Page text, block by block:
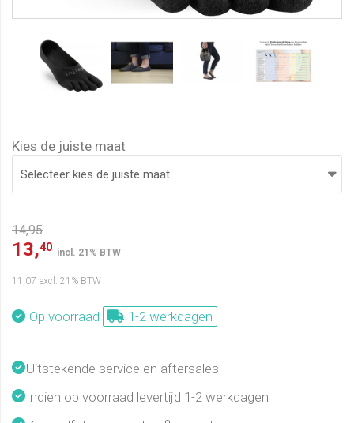
Kies de juiste maat
14,95
13,40 incl. 21% BTW
11,07 excl. 21% BTW
Op voorraad 1-2 werkdagen
Uitstekende service en aftersales
Indien op voorraad levertijd 1-2 werkdagen